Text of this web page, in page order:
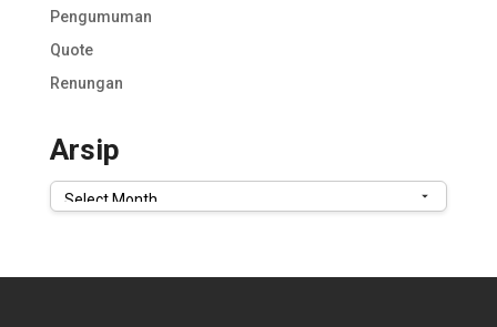
Pengumuman
Quote
Renungan
Arsip
Arsip